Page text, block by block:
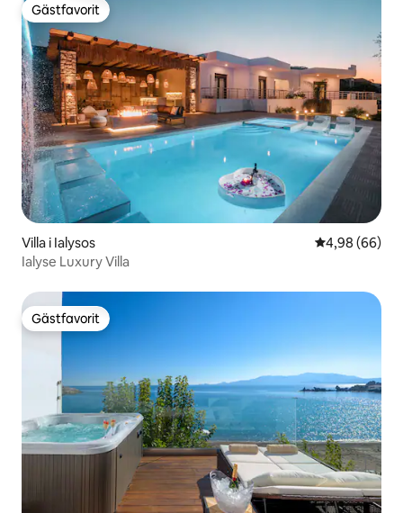
Gästfavorit
Gästfavorit
Villa i Ialysos 4,98 av 5 i
4,98 (66)
Ialyse Luxury Villa
Gästfavorit
Gästfavorit